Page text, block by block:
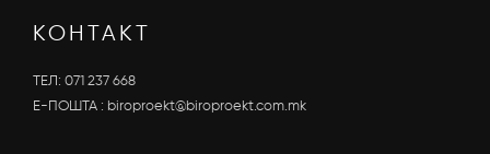
КОНТАКТ
ТЕЛ: 071 237 668
Е-ПОШТА : biroproekt@biroproekt.com.mk